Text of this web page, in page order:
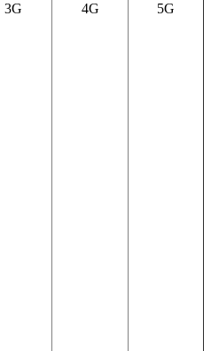
3G 4G 5G